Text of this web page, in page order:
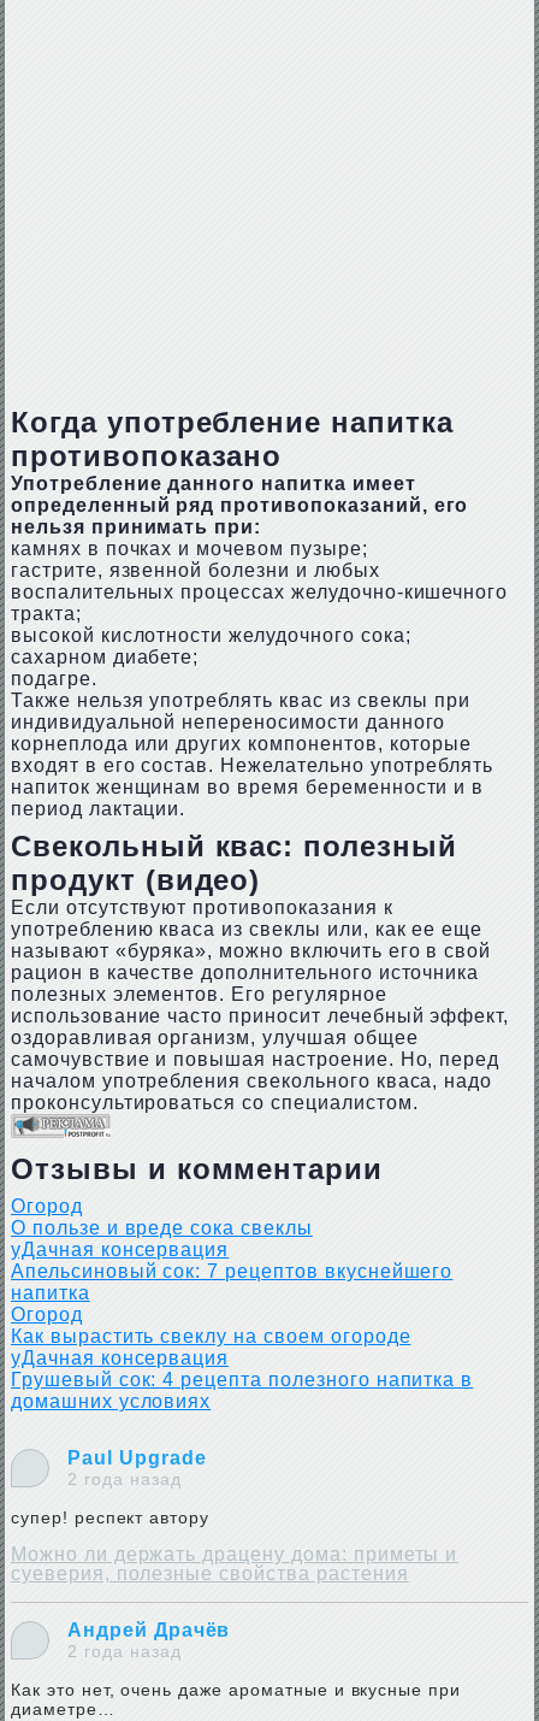
Когда употребление напитка
противопоказано
Употребление данного напитка имеет
определенный ряд противопоказаний, его
нельзя принимать при:
камнях в почках и мочевом пузыре;
гастрите, язвенной болезни и любых
воспалительных процессах желудочно-кишечного
тракта;
высокой кислотности желудочного сока;
сахарном диабете;
подагре.
Также нельзя употреблять квас из свеклы при
индивидуальной непереносимости данного
корнеплода или других компонентов, которые
входят в его состав. Нежелательно употреблять
напиток женщинам во время беременности и в
период лактации.
Свекольный квас: полезный
продукт (видео)
Если отсутствуют противопоказания к
употреблению кваса из свеклы или, как ее еще
называют «буряка», можно включить его в свой
рацион в качестве дополнительного источника
полезных элементов. Его регулярное
использование часто приносит лечебный эффект,
оздоравливая организм, улучшая общее
самочувствие и повышая настроение. Но, перед
началом употребления свекольного кваса, надо
проконсультироваться со специалистом.
Отзывы и комментарии
Огород
О пользе и вреде сока свеклы
уДачная консервация
Апельсиновый сок: 7 рецептов вкуснейшего
напитка
Огород
Как вырастить свеклу на своем огороде
уДачная консервация
Грушевый сок: 4 рецепта полезного напитка в
домашних условиях
Paul Upgrade
2 года назад
супер! респект автору
Можно ли держать драцену дома: приметы и
суеверия, полезные свойства растения
Андрей Драчёв
2 года назад
Как это нет, очень даже ароматные и вкусные при
диаметре…